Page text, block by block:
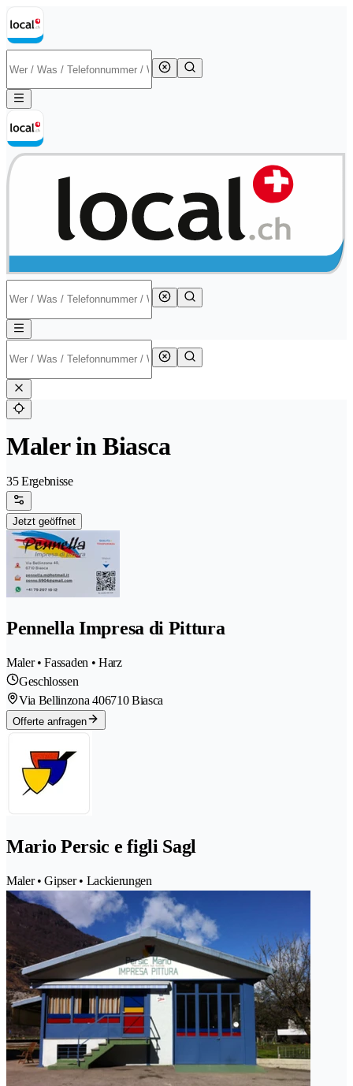
Maler in Biasca
35 Ergebnisse
Jetzt geöffnet
Pennella Impresa di Pittura
Maler • Fassaden • Harz
Geschlossen
Via Bellinzona 406710 Biasca
Offerte anfragen
Mario Persic e figli Sagl
Maler • Gipser • Lackierungen